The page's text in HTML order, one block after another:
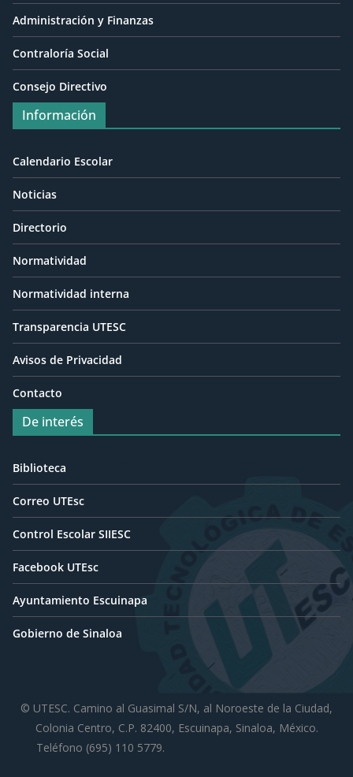
Administración y Finanzas
Contraloría Social
Consejo Directivo
Información
Calendario Escolar
Noticias
Directorio
Normatividad
Normatividad interna
Transparencia UTESC
Avisos de Privacidad
Contacto
De interés
Biblioteca
Correo UTEsc
Control Escolar SIIESC
Facebook UTEsc
Ayuntamiento Escuinapa
Gobierno de Sinaloa